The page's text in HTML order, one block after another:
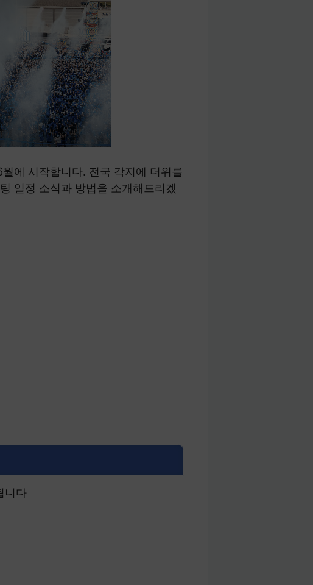
에 시작합니다. 전국 각지에 더위를
일정 소식과 방법을 소개해드리겠
니다